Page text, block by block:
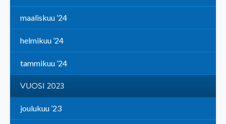
maaliskuu ’24
helmikuu ’24
tammikuu ’24
VUOSI 2023
joulukuu ’23